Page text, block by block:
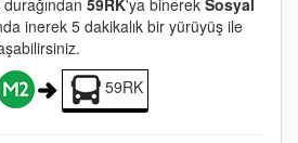
59RK'ya binerek Sosyal
inerek 5 dakikalık bir yürüyüş ile
59RK